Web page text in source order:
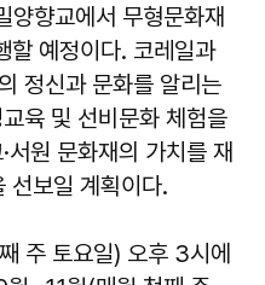
향교에서 무형문화재
할 예정이다. 코레일과
정신과 문화를 알리는
육 및 선비문화 체험을
원 문화재의 가치를 재
선보일 계획이다.
주 토요일) 오후 3시에